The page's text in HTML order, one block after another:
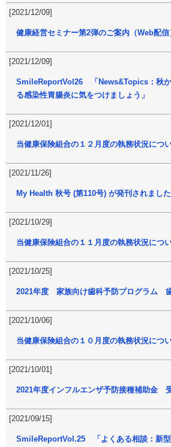
[2021/12/09]
健康経営セミナー第2弾のご案内（Web配信
[2021/12/09]
SmileReportVol26 「News&Topics：秋か
る感染性胃腸炎に気をつけましょう」
[2021/12/01]
当健康保険組合の１２月度の執務状況につ
[2021/11/26]
My Health 秋号 (第110号) が発刊されまし
[2021/10/29]
当健康保険組合の１１月度の執務状況につ
[2021/10/25]
2021年度 家族向け歯科予防プログラム
[2021/10/06]
当健康保険組合の１０月度の執務状況につ
[2021/10/01]
2021年度インフルエンザ予防接種補助金
[2021/09/15]
SmileReportVol.25 「よくある相談：新型